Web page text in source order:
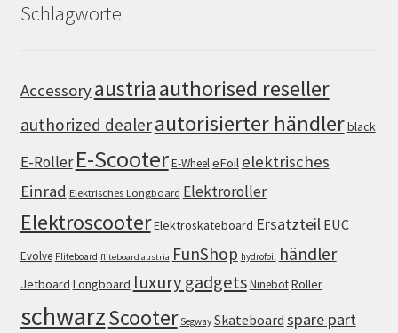
Schlagworte
Accessoryaustria authorised reseller
authorized dealerautorisierter händlerblack
E-Roller E-ScooterE-WheeleFoil elektrisches
Einrad Elektrisches Longboard Elektroroller
ElektroscooterElektroskateboard Ersatzteil EUC
Evolve Fliteboard fliteboard austria FunShop hydrofoil händler
Jetboard Longboard luxury gadgetsNinebotRoller
schwarzScooter Segway Skateboard spare part